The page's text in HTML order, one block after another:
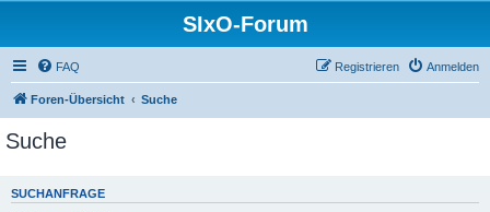
SIxO-Forum
FAQ Anmelden
Registrieren
Foren-Übersicht Suche
Suche
SUCHANFRAGE